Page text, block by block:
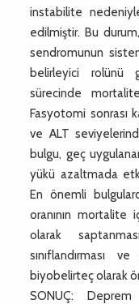
instabilite
edilmiştir. Bu
sendromunun
belirleyici rolünü
sürecinde
Fasyotomi sonrası
ve ALT
bulgu, geç
yükü azaltmada
En önemli
oranının mortalite
olarak
sınıflandırması
biyobelirteç olarak
SONUÇ: